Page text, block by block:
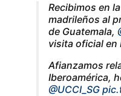
Recibimos en
madrileños al
de Guatemala,
visita oficial en
Afianzamos
Iberoamérica,
@UCCI_SG